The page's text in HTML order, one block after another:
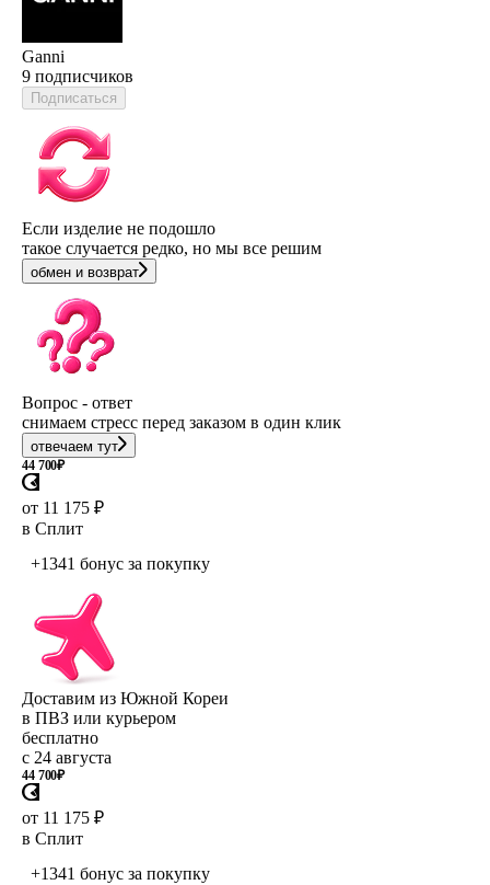
Ganni
9 подписчиков
Подписаться
Если изделие не подошло
такое случается редко, но мы все решим
обмен и возврат
Вопрос - ответ
снимаем стресс перед заказом в один клик
отвечаем тут
44 700₽
от 11 175 ₽
в Сплит
+1341 бонус за покупку
Доставим из Южной Кореи
в ПВЗ или курьером
бесплатно
с 24 августа
44 700₽
от 11 175 ₽
в Сплит
+1341 бонус за покупку